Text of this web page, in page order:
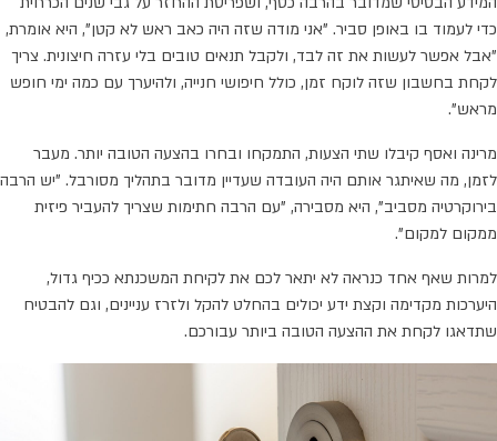
כדי לעמוד בו באופן סביר. "אני מודה שזה היה כאב ראש לא קטן", היא אומרת,
"אבל אפשר לעשות את זה לבד, ולקבל תנאים טובים בלי עזרה חיצונית. צריך
לקחת בחשבון שזה לוקח זמן, כולל חיפושי חנייה, ולהיערך עם כמה ימי חופש
מראש".
מרינה ואסף קיבלו שתי הצעות, התמקחו ובחרו בהצעה הטובה יותר. מעבר
לזמן, מה שאיתגר אותם היה העובדה שעדיין מדובר בתהליך מסורבל. "יש הרבה
בירוקרטיה מסביב", היא מסבירה, "עם הרבה חתימות שצריך להעביר פיזית
ממקום למקום".
למרות שאף אחד כנראה לא יתאר לכם את לקיחת המשכנתא ככיף גדול,
היערכות מקדימה וקצת ידע יכולים בהחלט להקל ולזרז עניינים, וגם להבטיח
שתדאגו לקחת את ההצעה הטובה ביותר עבורכם.